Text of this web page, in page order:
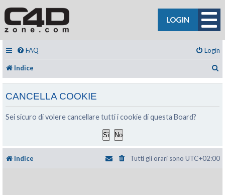
LOGIN
FAQ Login
Indice
CANCELLA COOKIE
Sei sicuro di volere cancellare tutti i cookie di questa Board?
Indice Tutti gli orari sono UTC+02:00